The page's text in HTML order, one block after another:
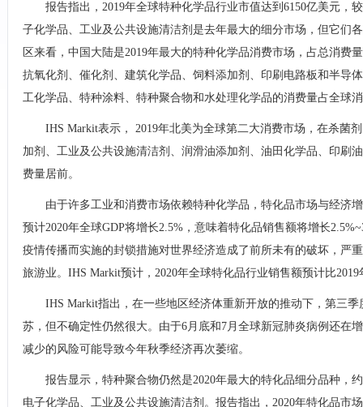
报告指出，2019年全球特种化学品行业市值达到6150亿美元，
子化学品、工业及公共设施清洁剂是去年最大的细分市场，但它们
区来看，中国大陆是2019年最大的特种化学品消费市场，占总消费
抗氧化剂、催化剂、建筑化学品、饲料添加剂、印刷电路板和半导
工化学品、特种涂料、特种聚合物和水处理化学品的消费量占全球
IHS Markit表示， 2019年北美为全球第二大消费市场，在杀菌
加剂、工业及公共设施清洁剂、润滑油添加剂、油田化学品、印刷
费量居前。
由于许多工业和消费市场依赖特种化学品，特化品市场与经济
预计2020年全球GDP将增长2.5%，意味着特化品销售额将增长
疫情传播而实施的封锁措施对世界经济造成了前所未有的破坏，严
旅游业。IHS Markit预计，2020年全球特化品行业销售额预计比
IHS Markit指出，在一些地区经济体重新开放的推动下，第三
苏，但不确定性仍然很大。由于6月底和7月全球新冠肺炎病例还在
减少的风险可能导致今年秋季经济再次萎缩。
报告显示，特种聚合物仍然是2020年最大的特化品细分品种，
电子化学品、工业及公共设施清洁剂。报告指出，2020年特化品市